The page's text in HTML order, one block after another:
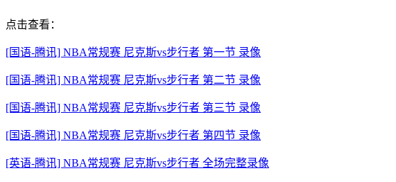
点击查看：
[国语-腾讯] NBA常规赛 尼克斯vs步行者 第一节 录像
[国语-腾讯] NBA常规赛 尼克斯vs步行者 第二节 录像
[国语-腾讯] NBA常规赛 尼克斯vs步行者 第三节 录像
[国语-腾讯] NBA常规赛 尼克斯vs步行者 第四节 录像
[英语-腾讯] NBA常规赛 尼克斯vs步行者 全场完整录像